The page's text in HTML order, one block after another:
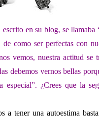
escrito en su blog, se llamaba
de como ser perfectas con
vemos, nuestra actitud se
debemos vernos bellas
especial”. ¿Crees que la
a tener una autoestima